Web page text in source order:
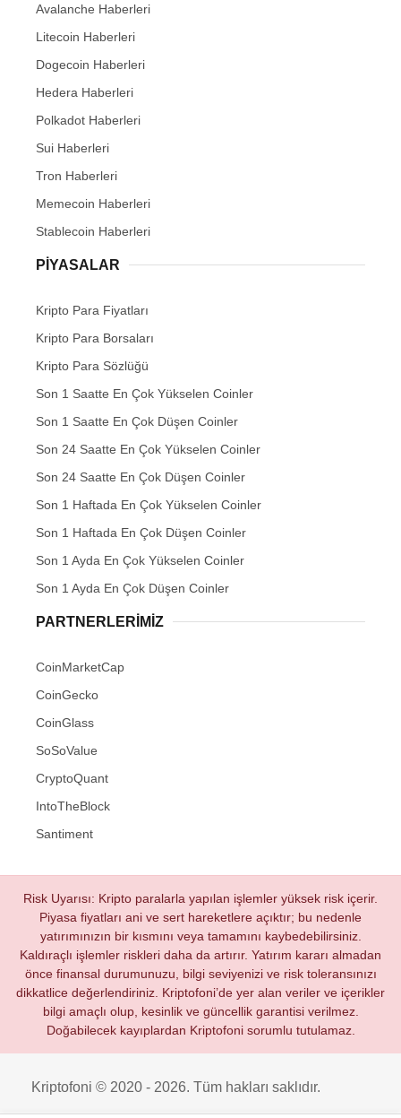
Avalanche Haberleri
Litecoin Haberleri
Dogecoin Haberleri
Hedera Haberleri
Polkadot Haberleri
Sui Haberleri
Tron Haberleri
Memecoin Haberleri
Stablecoin Haberleri
PIYASALAR
Kripto Para Fiyatları
Kripto Para Borsaları
Kripto Para Sözlüğü
Son 1 Saatte En Çok Yükselen Coinler
Son 1 Saatte En Çok Düşen Coinler
Son 24 Saatte En Çok Yükselen Coinler
Son 24 Saatte En Çok Düşen Coinler
Son 1 Haftada En Çok Yükselen Coinler
Son 1 Haftada En Çok Düşen Coinler
Son 1 Ayda En Çok Yükselen Coinler
Son 1 Ayda En Çok Düşen Coinler
PARTNERLERIMIZ
CoinMarketCap
CoinGecko
CoinGlass
SoSoValue
CryptoQuant
IntoTheBlock
Santiment
Risk Uyarısı: Kripto paralarla yapılan işlemler yüksek risk içerir.
Piyasa fiyatları ani ve sert hareketlere açıktır; bu nedenle
yatırımınızın bir kısmını veya tamamını kaybedebilirsiniz.
Kaldıraçlı işlemler riskleri daha da artırır. Yatırım kararı almadan
önce finansal durumunuzu, bilgi seviyenizi ve risk toleransınızı
dikkatlice değerlendiriniz. Kriptofoni’de yer alan veriler ve içerikler
bilgi amaçlı olup, kesinlik ve güncellik garantisi verilmez.
Doğabilecek kayıplardan Kriptofoni sorumlu tutulamaz.
Kriptofoni © 2020 - 2026. Tüm hakları saklıdır.